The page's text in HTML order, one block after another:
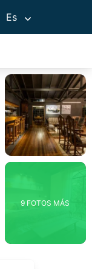
Es
9 FOTOS MÁS